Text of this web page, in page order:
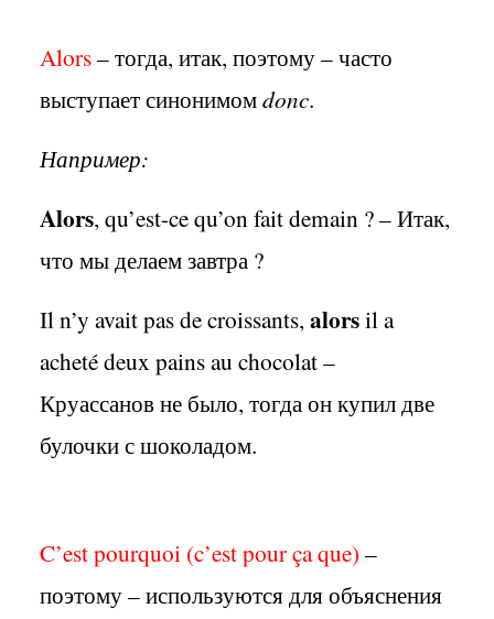
Alors– тогда, итак, поэтому – часто
выступает синонимомdonc.
Например:
Alors, qu’est-ce qu’on fait demain ? – Итак,
что мы делаем завтра ?
Il n’y avait pas de croissants, alorsil a
acheté deux pains au chocolat –
Круассанов не было, тогда он купил две
булочки с шоколадом.
C’estpourquoi (c’estpour çaque) –
поэтому – используются для объяснения